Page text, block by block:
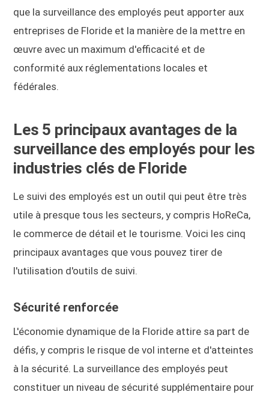
que la surveillance des employés peut apporter aux
entreprises de Floride et la manière de la mettre en
œuvre avec un maximum d'efficacité et de
conformité aux réglementations locales et
fédérales.
Les 5 principaux avantages de la
surveillance des employés pour les
industries clés de Floride
Le suivi des employés est un outil qui peut être très
utile à presque tous les secteurs, y compris HoReCa,
le commerce de détail et le tourisme. Voici les cinq
principaux avantages que vous pouvez tirer de
l'utilisation d'outils de suivi.
Sécurité renforcée
L'économie dynamique de la Floride attire sa part de
défis, y compris le risque de vol interne et d'atteintes
à la sécurité. La surveillance des employés peut
constituer un niveau de sécurité supplémentaire pour